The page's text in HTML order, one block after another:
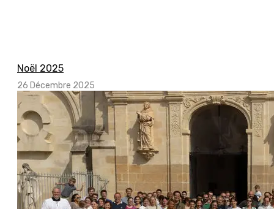
Noël 2025
26 Décembre 2025